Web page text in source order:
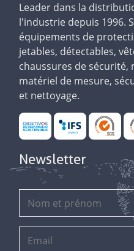
Leader dans la
l'industrie depuis 1996.
équipements de
jetables, détectables,
chaussures de sécurité,
matériel de mesure,
et nettoyage.
Newsletter